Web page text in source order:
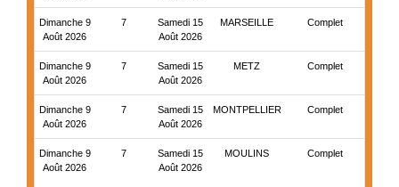
Dimanche 9
Août 2026
7
Samedi 15
Août 2026
MARSEILLE Complet
Dimanche 9
Août 2026
7
Samedi 15
Août 2026
METZ Complet
Dimanche 9
Août 2026
7
Samedi 15
Août 2026
MONTPELLIER Complet
Dimanche 9
Août 2026
7
Samedi 15
Août 2026
MOULINS Complet